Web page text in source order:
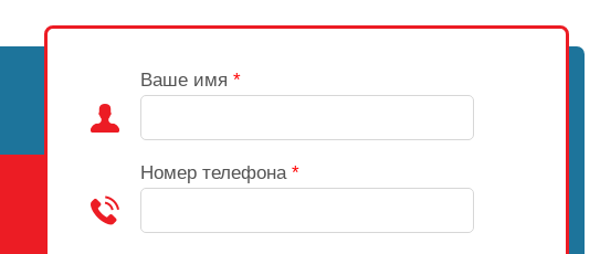
Ваше имя *
Номер телефона *